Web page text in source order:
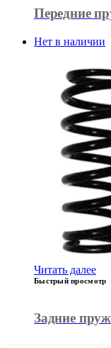
Передние
Нет в наличии
Читать далее
Быстрый просмотр
Задние